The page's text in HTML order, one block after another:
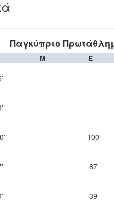
Παγκύπριο
Μ
Έ
100'
87'
39'